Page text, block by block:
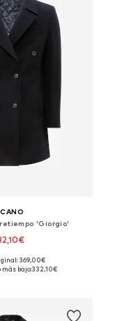
'Giorgio'
+1
M, L, XL, XXL, XXXL
369,00€
bajo:332,10€